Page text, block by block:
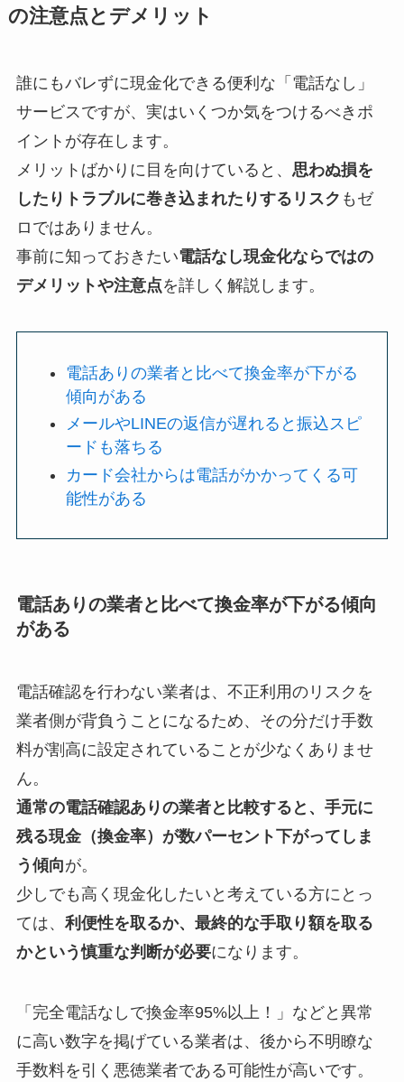
の注意点とデメリット
誰にもバレずに現金化できる便利な「電話なし」
サービスですが、実はいくつか気をつけるべきポ
イントが存在します。
メリットばかりに目を向けていると、 思わぬ損を
したりトラブルに巻き込まれたりするリスク もゼ
ロではありません。
事前に知っておきたい電話なし現金化ならではの
デメリットや注意点を詳しく解説します。
電話ありの業者と比べて換金率が下がる
傾向がある
メールやLINEの返信が遅れると振込スピ
ードも落ちる
カード会社からは電話がかかってくる可
能性がある
電話ありの業者と比べて換金率が下がる傾向
がある
電話確認を行わない業者は、不正利用のリスクを
業者側が背負うことになるため、その分だけ手数
料が割高に設定されていることが少なくありませ
ん。
通常の電話確認ありの業者と比較すると、手元に
残る現金（換金率）が数パーセント下がってしま
う傾向が。
少しでも高く現金化したいと考えている方にとっ
ては、 利便性を取るか、最終的な手取り額を取る
かという慎重な判断が必要になります。
「完全電話なしで換金率95%以上！」などと異常
に高い数字を掲げている業者は、後から不明瞭な
手数料を引く悪徳業者である可能性が高いです。